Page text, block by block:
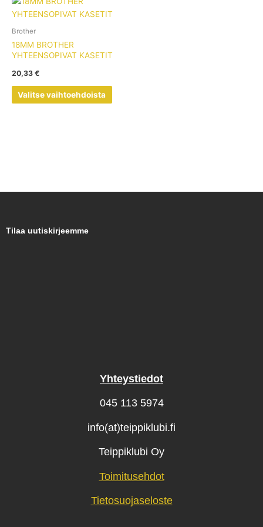
Brother
18MM BROTHER
YHTEENSOPIVAT KASETIT
20,33 €
Valitse vaihtoehdoista
tuotteella
muunnelma.
tuotteen
Tilaa uutiskirjeemme
Yhteystiedot
045 113 5974
info(at)teippiklubi.fi
Teippiklubi Oy
Toimitusehdot
Tietosuojaseloste